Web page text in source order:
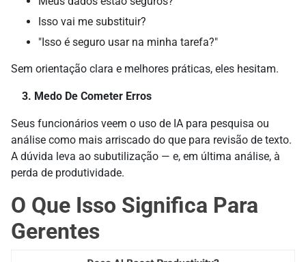
Isso vai me substituir?
"Isso é seguro usar na minha tarefa?"
Sem orientação clara e melhores práticas, eles hesitam.
3. Medo De Cometer Erros
Seus funcionários veem o uso de IA para pesquisa ou
análise como mais arriscado do que para revisão de texto.
A dúvida leva ao subutilização — e, em última análise, à
perda de produtividade.
O Que Isso Significa Para
Gerentes